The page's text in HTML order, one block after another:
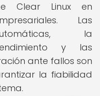
Clear Linux en
Las
la
y las
ante fallos son
la fiabilidad